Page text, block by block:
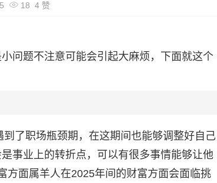
18 4 赞
问题不注意可能会引起大麻烦，下面就这个
了职场瓶颈期，在这期间也能够调整好自己
事业上的转折点，可以有很多事情能够让他
方面属羊人在2025年间的财富方面会面临挑